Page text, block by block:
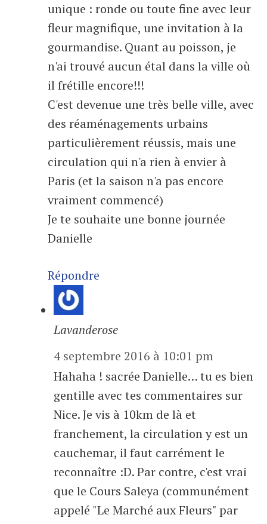
unique : ronde ou toute fine avec leur
fleur magnifique, une invitation à la
gourmandise. Quant au poisson, je
n'ai trouvé aucun étal dans la ville où
il frétille encore!!!
C'est devenue une très belle ville, avec
des réaménagements urbains
particulièrement réussis, mais une
circulation qui n'a rien à envier à
Paris (et la saison n'a pas encore
vraiment commencé)
Je te souhaite une bonne journée
Danielle
Répondre
Lavanderose
4 septembre 2016 à 10:01 pm
Hahaha ! sacrée Danielle… tu es bien
gentille avec tes commentaires sur
Nice. Je vis à 10km de là et
franchement, la circulation y est un
cauchemar, il faut carrément le
reconnaître :D. Par contre, c'est vrai
que le Cours Saleya (communément
appelé "Le Marché aux Fleurs" par